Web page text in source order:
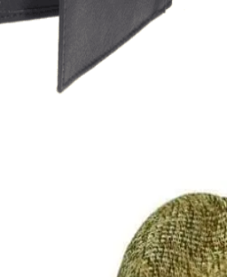
Εξαντλημένο